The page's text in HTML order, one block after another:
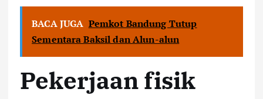
BACA JUGA Pemkot Bandung Tutup
Sementara Baksil dan Alun-alun
Pekerjaan fisik